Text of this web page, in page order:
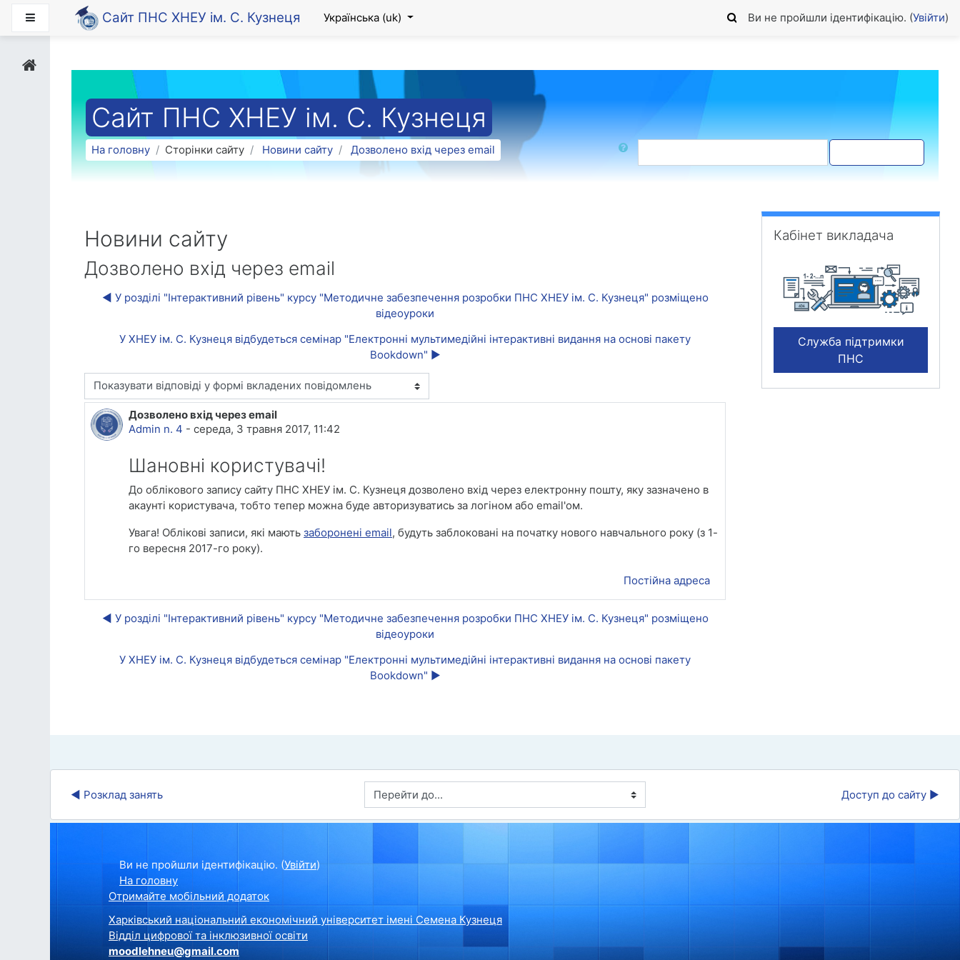
Перейти до головного вмісту
Бокова панельСайт ПНС ХНЕУ ім. С. Кузнеця Українська ‎(uk)‎ Ви не пройшли ідентифікацію. (Увійти)
Сайт ПНС ХНЕУ ім. С. Кузнеця
На головну Сторінки сайту Новини сайту Дозволено вхід через email
Новини сайту
Дозволено вхід через email
◀︎ У розділі "Інтерактивний рівень" курсу "Методичне забезпечення розробки ПНС ХНЕУ ім. С. Кузнеця" розміщено
відеоуроки
У ХНЕУ ім. С. Кузнеця відбудеться семінар "Електронні мультимедійні інтерактивні видання на основі пакету
Bookdown" ▶︎
Тип показу
Дозволено вхід через email
Admin n. 4 - середа, 3 травня 2017, 11:42
Кількість відповідей: 0
Шановні користувачі!
До облікового запису сайту ПНС ХНЕУ ім. С. Кузнеця дозволено вхід через електронну пошту, яку зазначено в
акаунті користувача, тобто тепер можна буде авторизуватись за логіном або email'ом.
Увага! Облікові записи, які мають заборонені email, будуть заблоковані на початку нового навчального року (з 1-
го вересня 2017-го року).
Постійна адреса
◀︎ У розділі "Інтерактивний рівень" курсу "Методичне забезпечення розробки ПНС ХНЕУ ім. С. Кузнеця" розміщено
відеоуроки
У ХНЕУ ім. С. Кузнеця відбудеться семінар "Електронні мультимедійні інтерактивні видання на основі пакету
Bookdown" ▶︎
Пропустити Кабінет викладача
Кабінет викладача
Служба підтримки
ПНС
◀︎ Розклад занять Перейти до... Доступ до сайту ▶︎
Ви не пройшли ідентифікацію. (Увійти)
На головну
Отримайте мобільний додаток
Харківський національний економічний університет імені Семена Кузнеця
Відділ цифрової та інклюзивної освіти
moodlehneu@gmail.com